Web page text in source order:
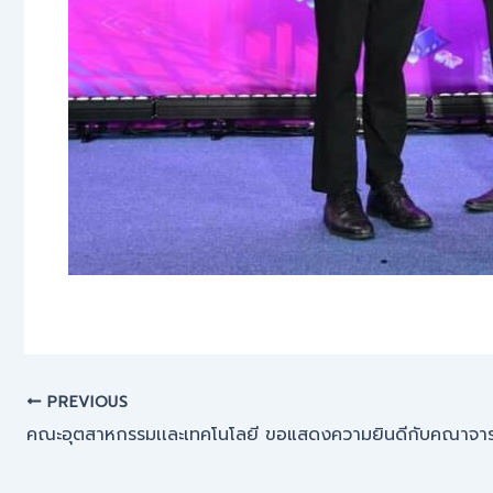
PREVIOUS